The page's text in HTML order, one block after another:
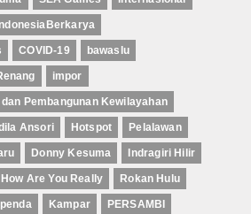
IndonesiaBerkarya
COVID-19 bawaslu
impor
Pembangunan Kewilayahan
Ansori Hotspot Pelalawan
Donny Kesuma Indragiri Hilir
How Are You Really Rokan Hulu
Kampar PERSAMBI